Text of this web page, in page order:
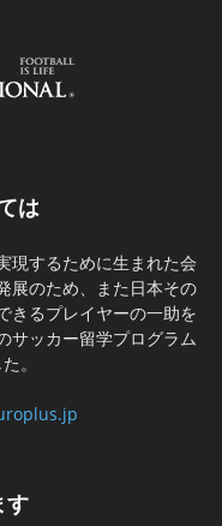
は
現するために生まれた会
展のため、また日本その
きるプレイヤーの一助を
サッカー留学プログラム
。
す